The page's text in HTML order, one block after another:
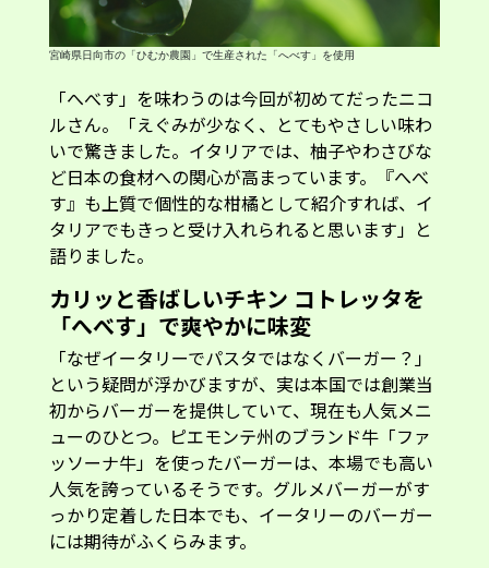
宮崎県日向市の「ひむか農園」で生産された「へべす」を使用
「へべす」を味わうのは今回が初めてだったニコ
ルさん。「えぐみが少なく、とてもやさしい味わ
いで驚きました。イタリアでは、柚子やわさびな
ど日本の食材への関心が高まっています。『へべ
す』も上質で個性的な柑橘として紹介すれば、イ
タリアでもきっと受け入れられると思います」と
語りました。
カリッと香ばしいチキン コトレッタを
「へべす」で爽やかに味変
「なぜイータリーでパスタではなくバーガー？」
という疑問が浮かびますが、実は本国では創業当
初からバーガーを提供していて、現在も人気メニ
ューのひとつ。ピエモンテ州のブランド牛「ファ
ッソーナ牛」を使ったバーガーは、本場でも高い
人気を誇っているそうです。グルメバーガーがす
っかり定着した日本でも、イータリーのバーガー
には期待がふくらみます。